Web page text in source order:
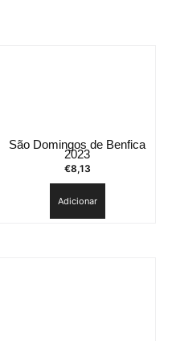
São Domingos de Benfica
2023
€8,13
Adicionar